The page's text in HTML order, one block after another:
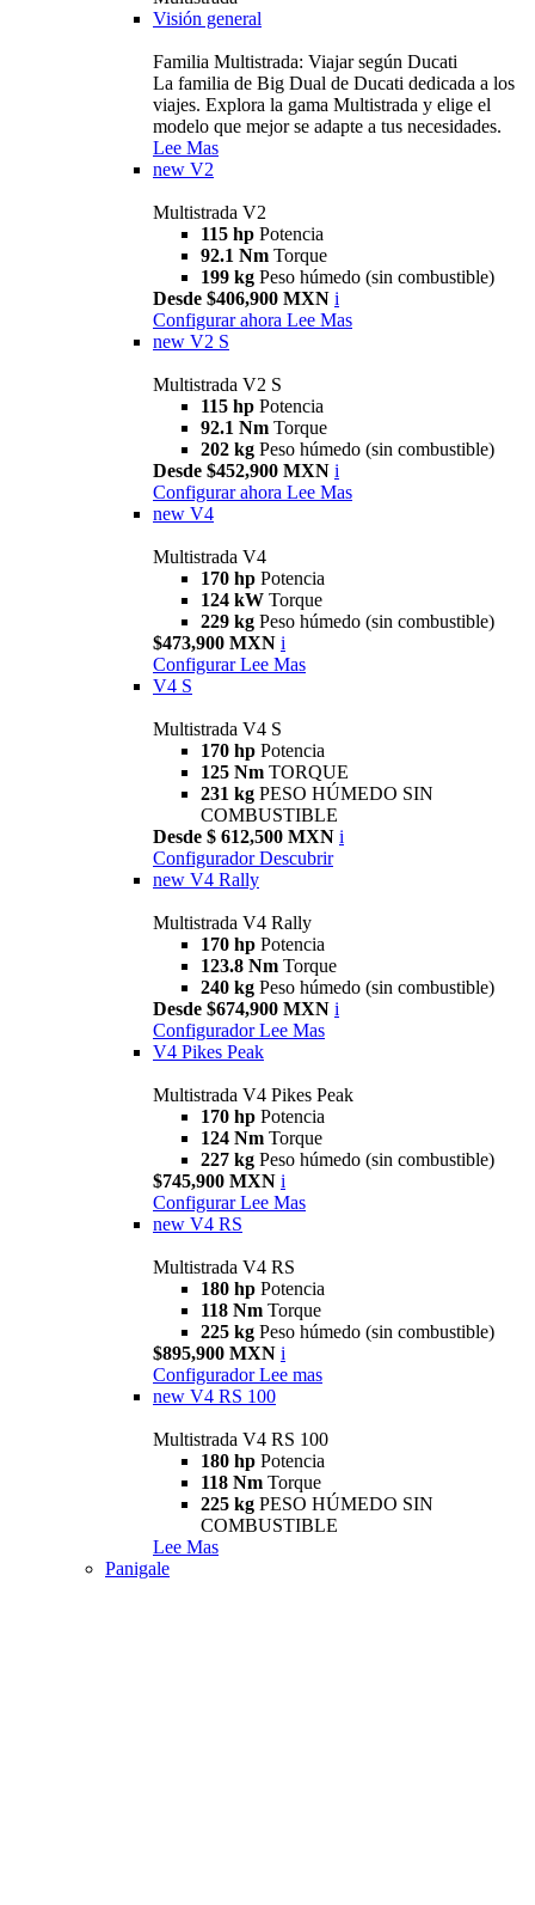
Visión general
Familia Multistrada: Viajar según Ducati
La familia de Big Dual de Ducati dedicada a los
viajes. Explora la gama Multistrada y elige el
modelo que mejor se adapte a tus necesidades.
Lee Mas
new V2
Multistrada V2
115 hp Potencia
92.1 Nm Torque
199 kg Peso húmedo (sin combustible)
Desde $406,900 MXN i
Configurar ahora Lee Mas
new V2 S
Multistrada V2 S
115 hp Potencia
92.1 Nm Torque
202 kg Peso húmedo (sin combustible)
Desde $452,900 MXN i
Configurar ahora Lee Mas
new V4
Multistrada V4
170 hp Potencia
124 kW Torque
229 kg Peso húmedo (sin combustible)
$473,900 MXN i
Configurar Lee Mas
V4 S
Multistrada V4 S
170 hp Potencia
125 Nm TORQUE
231 kg PESO HÚMEDO SIN
COMBUSTIBLE
Desde $ 612,500 MXN i
Configurador Descubrir
new V4 Rally
Multistrada V4 Rally
170 hp Potencia
123.8 Nm Torque
240 kg Peso húmedo (sin combustible)
Desde $674,900 MXN i
Configurador Lee Mas
V4 Pikes Peak
Multistrada V4 Pikes Peak
170 hp Potencia
124 Nm Torque
227 kg Peso húmedo (sin combustible)
$745,900 MXN i
Configurar Lee Mas
new V4 RS
Multistrada V4 RS
180 hp Potencia
118 Nm Torque
225 kg Peso húmedo (sin combustible)
$895,900 MXN i
Configurador Lee mas
new V4 RS 100
Multistrada V4 RS 100
180 hp Potencia
118 Nm Torque
225 kg PESO HÚMEDO SIN
COMBUSTIBLE
Lee Mas
Panigale